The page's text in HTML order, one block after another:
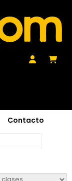
Contacto